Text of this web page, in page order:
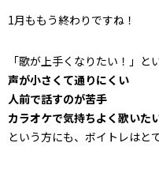
1月ももう終わりですね！
「歌が上手くなりたい！」と
声が小さくて通りにくい
人前で話すのが苦手
カラオケで気持ちよく歌いた
という方にも、ボイトレはと